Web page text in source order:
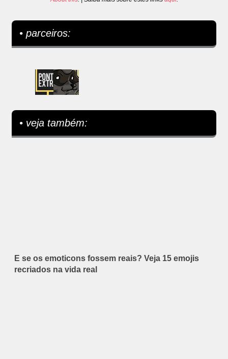
• parceiros:
• veja também:
E se os emoticons fossem reais? Veja 15 emojis
recriados na vida real